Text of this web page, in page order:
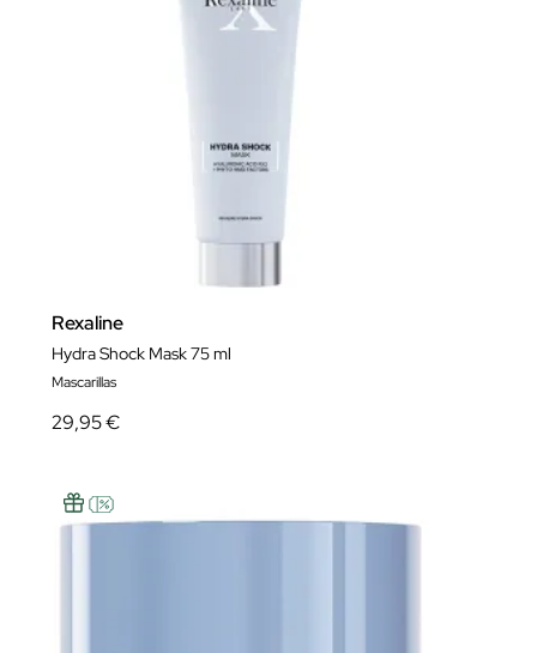
Rexaline
Hydra Shock Mask 75 ml
Mascarillas
29,95 €